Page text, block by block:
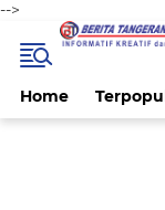
-->
Home